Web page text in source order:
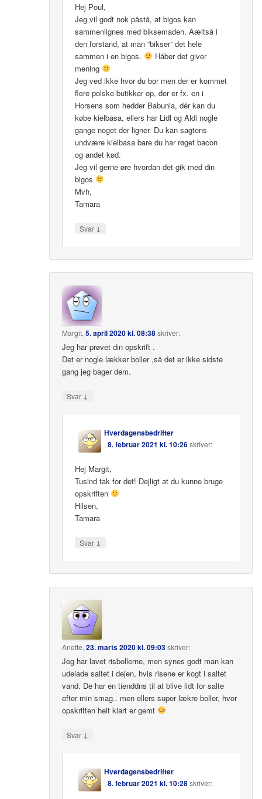
Hej Poul,
Jeg vil godt nok påstå, at bigos kan
sammenlignes med biksemaden. Aæltså i
den forstand, at man “bikser” det hele
sammen i en bigos.
Håber det giver
mening
Jeg ved ikke hvor du bor men der er kommet
flere polske butikker op, der er fx. en i
Horsens som hedder Babunia, dér kan du
købe kielbasa, ellers har Lidl og Aldi nogle
gange noget der ligner. Du kan sagtens
undvære kielbasa bare du har røget bacon
og andet kød.
Jeg vil gerne øre hvordan det gik med din
bigos
Mvh,
Tamara
Svar ↓
Margit,5. april 2020 kl. 08:38skriver:
Jeg har prøvet din opskrift .
Det er nogle lækker boller ,så det er ikke sidste
gang jeg bager dem.
Svar ↓
Hverdagensbedrifter
,8. februar 2021 kl. 10:26skriver:
Hej Margit,
Tusind tak for det! Dejligt at du kunne bruge
opskriften
Hilsen,
Tamara
Svar ↓
Anette,23. marts 2020 kl. 09:03skriver:
Jeg har lavet risbollerne, men synes godt man kan
udelade saltet i dejen, hvis risene er kogt i saltet
vand. De har en tienddns til at blive lidt for salte
efter min smag.. men ellers super lækre boller, hvor
opskriften helt klart er gemt
Svar ↓
Hverdagensbedrifter
,8. februar 2021 kl. 10:28skriver: